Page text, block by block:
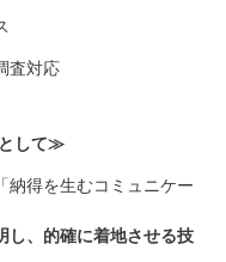
査対応
して≫
納得を生むコミュニケー
し、的確に着地させる技